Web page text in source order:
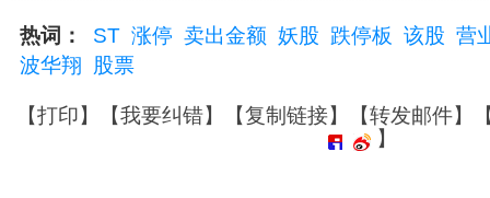
热词： ST 涨停 卖出金额 妖股 跌停板 该股 营
波华翔
股票
【打印】【我要纠错】【复制链接】【转发邮件】
】